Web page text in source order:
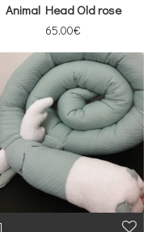
Animal Head Old rose
65,00€